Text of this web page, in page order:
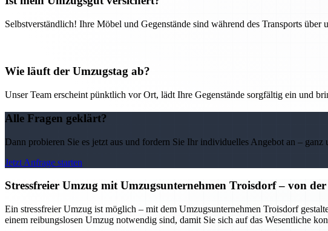
Selbstverständlich! Ihre Möbel und Gegenstände sind während des Transports über
Wie läuft der Umzugstag ab?
Unser Team erscheint pünktlich vor Ort, lädt Ihre Gegenstände sorgfältig ein und
Alle Fragen geklärt?
Dann probieren Sie es jetzt aus und fordern Sie Ihr individuelles Angebot an – ganz
Jetzt Anfrage starten
Stressfreier Umzug mit Umzugsunternehmen Troisdorf – von
Ein stressfreier Umzug ist möglich – mit dem Umzugsunternehmen Troisdorf
einem reibungslosen Umzug notwendig sind, damit Sie sich auf das Wesentliche